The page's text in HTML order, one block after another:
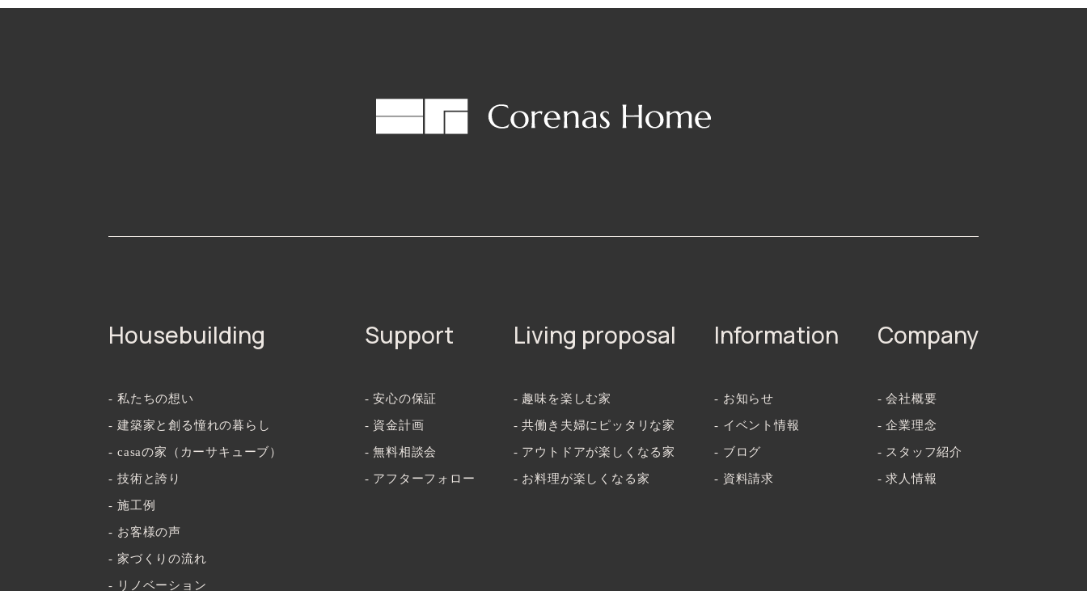
Housebuilding
- 私たちの想い
- 建築家と創る憧れの暮らし
- casaの家（カーサキューブ）
- 技術と誇り
- 施工例
- お客様の声
- 家づくりの流れ
- リノベーション
Support
- 安心の保証
- 資金計画
- 無料相談会
- アフターフォロー
Living proposal
- 趣味を楽しむ家
- 共働き夫婦にピッタリな家
- アウトドアが楽しくなる家
- お料理が楽しくなる家
Information
- お知らせ
- イベント情報
- ブログ
- 資料請求
Company
- 会社概要
- 企業理念
- スタッフ紹介
- 求人情報